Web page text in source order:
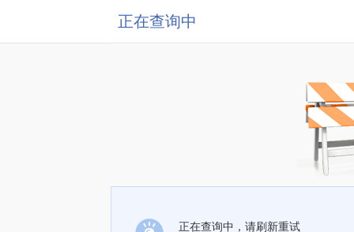
正在查询中
正在查询中，请刷新重试